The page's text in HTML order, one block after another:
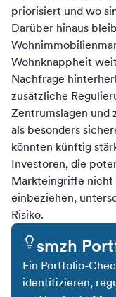
priorisiert und wo
Darüber hinaus
Wohnknappheit
Nachfrage
zusätzliche
Zentrumslagen und
als besonders
könnten künftig
Investoren, die
Markteingriffe
einbeziehen,
Risiko.
smzh
Ein Portfolio-
identifizieren,